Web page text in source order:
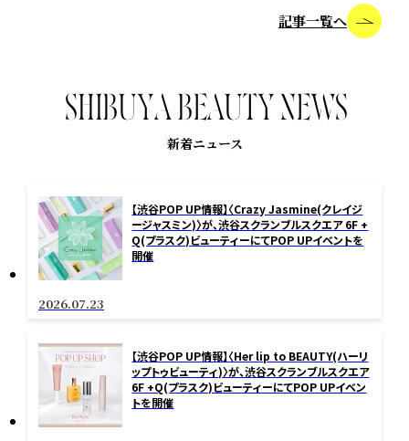
記事一覧へ
SHIBU YA BEAU T Y NEWS
新着ニュース
【渋谷POP UP情報】〈Crazy Jasmine(クレイジ
ージャスミン)〉が、渋谷スクランブルスクエア 6F +
Q(プラスク)ビューティーにてPOP UPイベントを
開催
2026.07.23
【渋谷POP UP情報】〈Her lip to BEAUTY(ハーリ
ップトゥビューティ)〉が、渋谷スクランブルスクエア
6F +Q(プラスク)ビューティーにてPOP UPイベン
トを開催